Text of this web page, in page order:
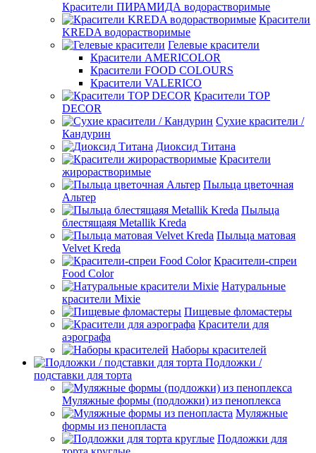
Красители ПИРАМИДА водорастворимые
Красители
KREDA водорастворимые
Гелевые красители
Красители AMERICOLOR
Красители FOOD COLOURS
Красители VALERICO
Красители TOP
DECOR
Сухие красители /
Кандурин
Диоксид Титана
Красители
жирорастворимые
Пыльца цветочная
Альтер
Пыльца
блестящаяя Metallik Kreda
Пыльца матовая
Velvet Kreda
Красители-спреи
Food Color
Натуральные
красители Mixie
Пищевые фломастеры
Красители для
аэрографа
Наборы красителей
Подложки /
подставки для торта
Муляжные формы (подложки) из пеноплекса
Муляжные
формы из пенопласта
Подложки для